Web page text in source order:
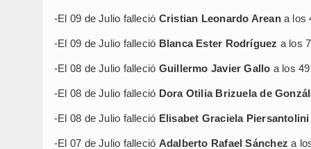
-El 09 de Julio falleció Cristian Leonardo Areana los
-El 09 de Julio falleció Blanca Ester Rodríguez a los
-El 08 de Julio falleció Guillermo Javier Gallo a los
-El 08 de Julio falleció Dora Otilia Brizuela de
-El 08 de Julio falleció Elisabet Graciela Piersantolini
-El 07 de Julio falleció Adalberto Rafael Sánchez a